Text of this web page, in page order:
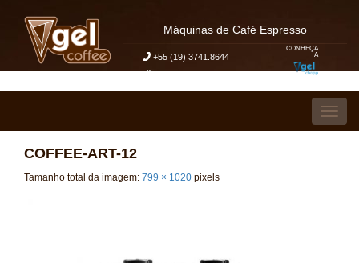
Máquinas de Café Espresso
+55 (19) 3741.8644
Meu Pedido de Orçamento
CONHEÇA
A
COFFEE-ART-12
Tamanho total da imagem: 799 × 1020 pixels